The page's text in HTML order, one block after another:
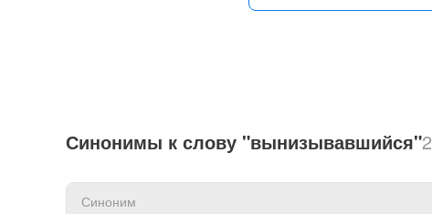
Синонимы к слову "вынизывавшийся"2
Синоним